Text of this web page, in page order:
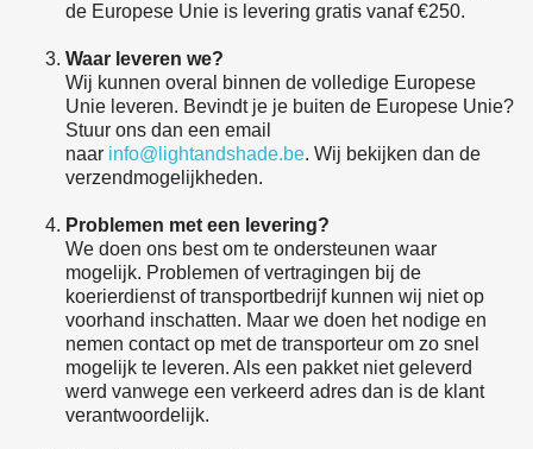
de Europese Unie is levering gratis vanaf €250.
Waar leveren we?
Wij kunnen overal binnen de volledige Europese
Unie leveren. Bevindt je je buiten de Europese Unie?
Stuur ons dan een email
naar info@lightandshade.be. Wij bekijken dan de
verzendmogelijkheden.
Problemen met een levering?
We doen ons best om te ondersteunen waar
mogelijk. Problemen of vertragingen bij de
koerierdienst of transportbedrijf kunnen wij niet op
voorhand inschatten. Maar we doen het nodige en
nemen contact op met de transporteur om zo snel
mogelijk te leveren. Als een pakket niet geleverd
werd vanwege een verkeerd adres dan is de klant
verantwoordelijk.